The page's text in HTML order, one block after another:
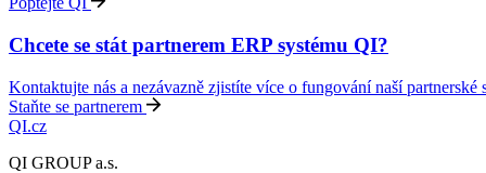
Chcete se stát partnerem ERP systému QI?
Kontaktujte nás a nezávazně zjistíte více o fungování naší partnerské
Staňte se partnerem
QI.cz
QI GROUP a.s.